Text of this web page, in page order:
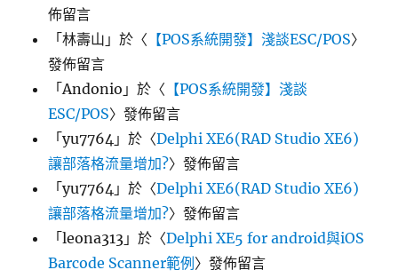
佈留言
「林壽山 」於〈 【POS系統開發】淺談ESC/POS〉
發佈留言
「Andonio 」於〈 【POS系統開發】淺談
ESC/POS〉發佈留言
「yu7764 」於〈Delphi XE6(RAD Studio XE6)
讓部落格流量增加?〉發佈留言
「yu7764 」於〈Delphi XE6(RAD Studio XE6)
讓部落格流量增加?〉發佈留言
「leona313 」於〈Delphi XE5 for android與iOS
Barcode Scanner範例 〉發佈留言